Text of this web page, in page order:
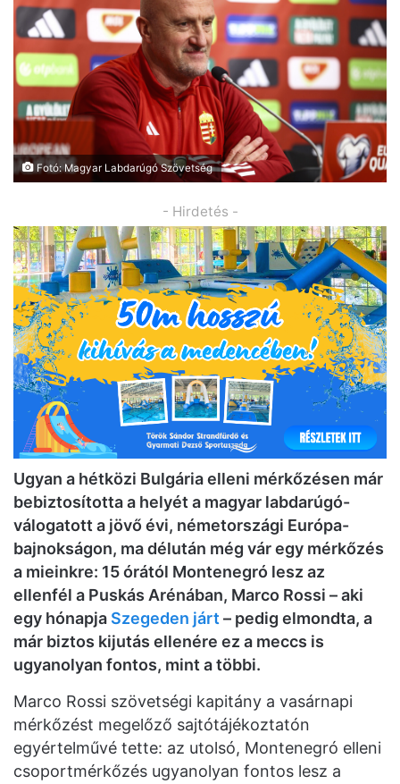
Fotó: Magyar Labdarúgó Szövetség
- Hirdetés -
Ugyan a hétközi Bulgária elleni mérkőzésen már
bebiztosította a helyét a magyar labdarúgó-
válogatott a jövő évi, németországi Európa-
bajnokságon, ma délután még vár egy mérkőzés
a mieinkre: 15 órától Montenegró lesz az
ellenfél a Puskás Arénában, Marco Rossi – aki
egy hónapja Szegeden járt – pedig elmondta, a
már biztos kijutás ellenére ez a meccs is
ugyanolyan fontos, mint a többi.
Marco Rossi szövetségi kapitány a vasárnapi
mérkőzést megelőző sajtótájékoztatón
egyértelművé tette: az utolsó, Montenegró elleni
csoportmérkőzés ugyanolyan fontos lesz a